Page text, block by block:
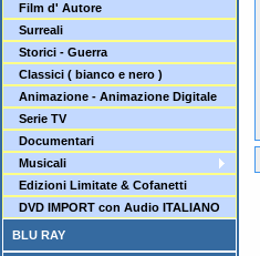
Film d' Autore
Surreali
Storici - Guerra
Classici ( bianco e nero )
Animazione - Animazione Digitale
Serie TV
Documentari
Musicali
Edizioni Limitate & Cofanetti
DVD IMPORT con Audio ITALIANO
BLU RAY